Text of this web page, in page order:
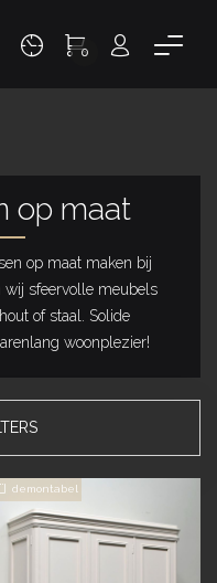
0
op maat
op maat maken bij
wij sfeervolle meubels
of staal. Solide
woonplezier!
demontabel